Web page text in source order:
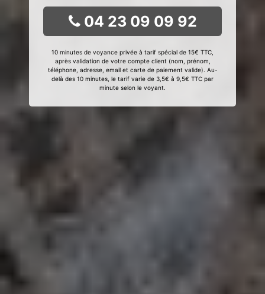
04 23 09 09 92
10 minutes de voyance privée à tarif spécial de 15€ TTC,
après validation de votre compte client (nom, prénom,
téléphone, adresse, email et carte de paiement valide). Au-
delà des 10 minutes, le tarif varie de 3,5€ à 9,5€ TTC par
minute selon le voyant.